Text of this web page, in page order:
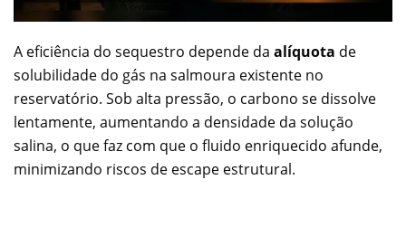
A eficiência do sequestro depende da alíquota de
solubilidade do gás na salmoura existente no
reservatório. Sob alta pressão, o carbono se dissolve
lentamente, aumentando a densidade da solução
salina, o que faz com que o fluido enriquecido afunde,
minimizando riscos de escape estrutural.